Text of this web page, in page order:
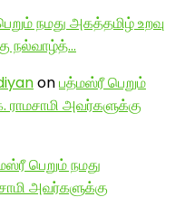
நமது அகத்தமிழ் உறவு
நல்வாழ்த்…
onபத்மஸ்ரீ பெறும்
ராமசாமி அவர்களுக்கு
பெறும் நமது
அவர்களுக்கு